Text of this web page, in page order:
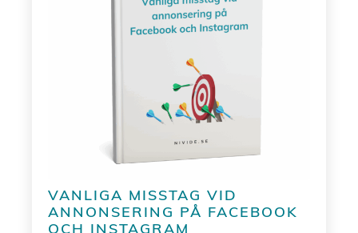
VANLIGA MISSTAG VID
ANNONSERING PÅ FACEBOOK
OCH INSTAGRAM